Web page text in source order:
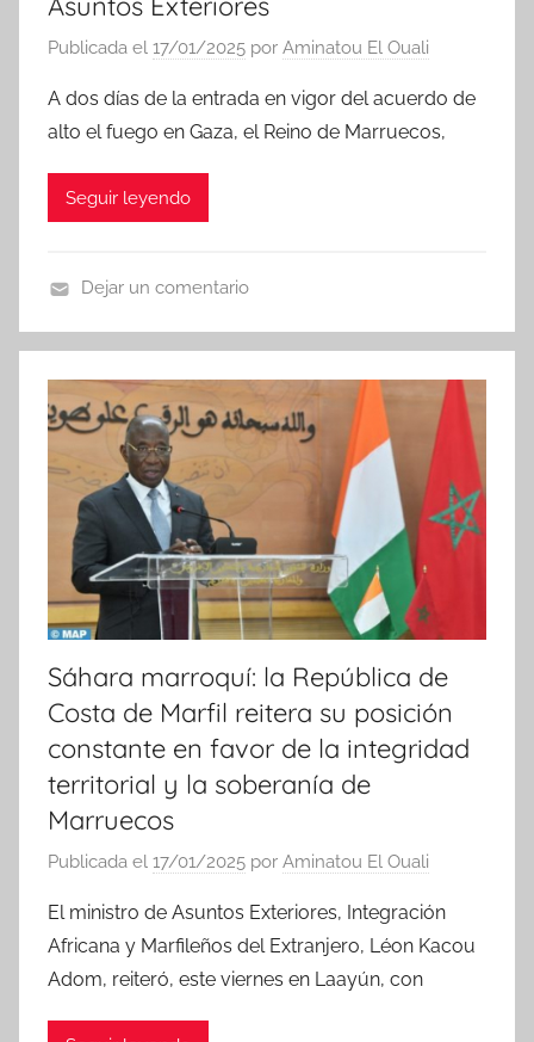
Publicada el 17/01/2025 por Aminatou El Ouali
A dos días de la entrada en vigor del acuerdo de
alto el fuego en Gaza, el Reino de Marruecos,
Seguir leyendo
o
t
i
i
Dejar un comentario
Sáhara marroquí: la República de
Costa de Marfil reitera su posición
constante en favor de la integridad
territorial y la soberanía de
Marruecos
Publicada el 17/01/2025 por Aminatou El Ouali
El ministro de Asuntos Exteriores, Integración
Africana y Marfileños del Extranjero, Léon Kacou
Adom, reiteró, este viernes en Laayún, con